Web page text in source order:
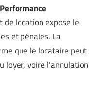
de location expose le
et pénales. La
que le locataire peut
loyer, voire l’annulation